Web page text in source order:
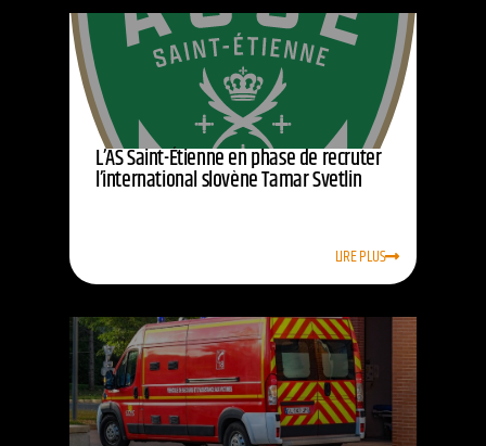
L’AS Saint-Étienne en phase de recruter
l’international slovène Tamar Svetlin
LIRE PLUS